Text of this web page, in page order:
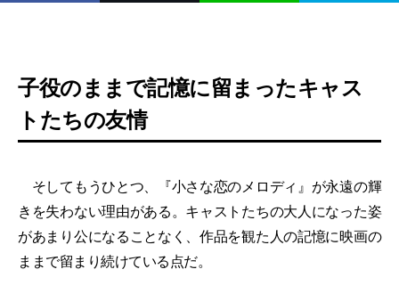
子役のままで記憶に留まったキャス
トたちの友情
そしてもうひとつ、『小さな恋のメロディ』が永遠の輝
きを失わない理由がある。キャストたちの大人になった姿
があまり公になることなく、作品を観た人の記憶に映画の
ままで留まり続けている点だ。